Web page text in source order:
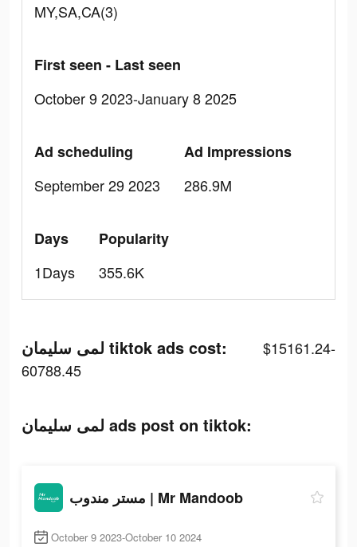
MY,SA,CA(3)
First seen - Last seen
October 9 2023-January 8 2025
Ad scheduling
September 29 2023
Ad Impressions
286.9M
Days
1Days
Popularity
355.6K
لمى سليمان tiktok ads cost:
$15161.24-
60788.45
لمى سليمان ads post on tiktok:
مستر مندوب | Mr Mandoob
October 9 2023-October 10 2024